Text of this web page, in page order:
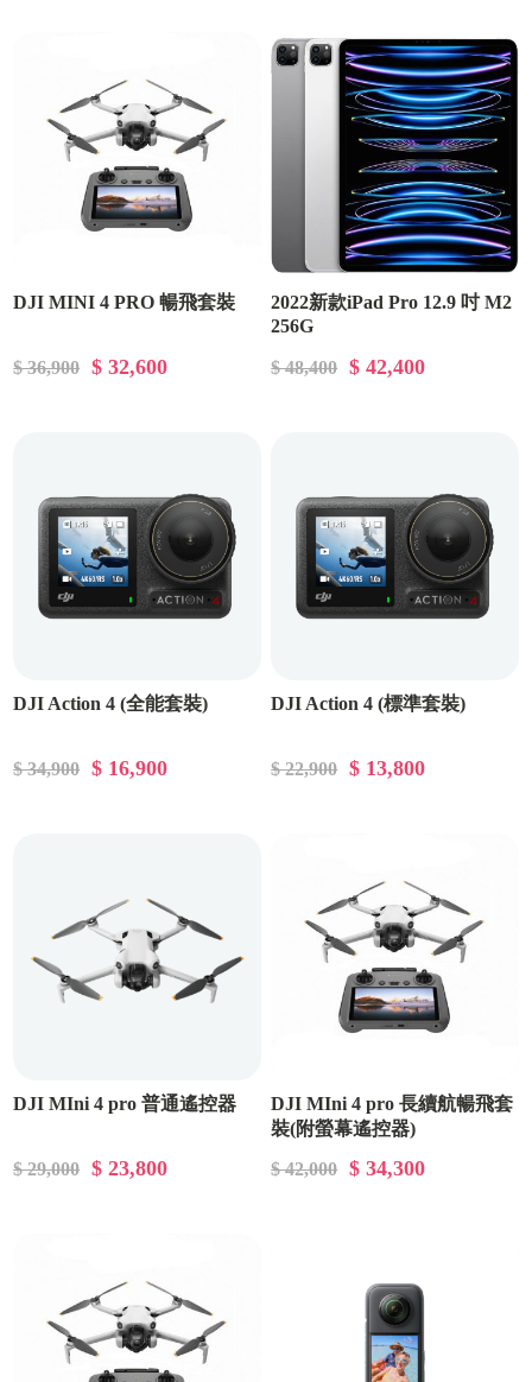
DJI MINI 4 PRO 暢飛套裝
$ 36,900 $ 32,600
2022新款iPad Pro 12.9 吋 M2
256G
$ 48,400 $ 42,400
DJI Action 4 (全能套裝)
$ 34,900 $ 16,900
DJI Action 4 (標準套裝)
$ 22,900 $ 13,800
DJI MIni 4 pro 普通遙控器
$ 29,000 $ 23,800
DJI MIni 4 pro 長續航暢飛套
裝(附螢幕遙控器)
$ 42,000
$ 34,300